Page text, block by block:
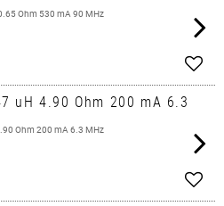
Ohm 530 mA 90 MHz
uH 4.90 Ohm 200 mA 6.3
Ohm 200 mA 6.3 MHz